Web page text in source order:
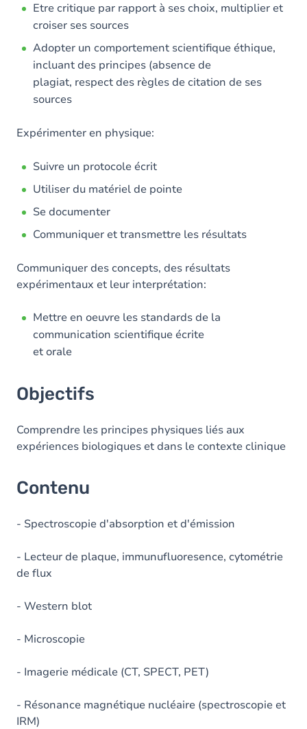
Etre critique par rapport à ses choix, multiplier et
croiser ses sources
Adopter un comportement scientifique éthique,
incluant des principes (absence de
plagiat, respect des règles de citation de ses
sources
Expérimenter en physique:
Suivre un protocole écrit
Utiliser du matériel de pointe
Se documenter
Communiquer et transmettre les résultats
Communiquer des concepts, des résultats
expérimentaux et leur interprétation:
Mettre en oeuvre les standards de la
communication scientifique écrite
et orale
Objectifs
Comprendre les principes physiques liés aux
expériences biologiques et dans le contexte clinique
Contenu
- Spectroscopie d'absorption et d'émission
- Lecteur de plaque, immunufluoresence, cytométrie
de flux
- Western blot
- Microscopie
- Imagerie médicale (CT, SPECT, PET)
- Résonance magnétique nucléaire (spectroscopie et
IRM)